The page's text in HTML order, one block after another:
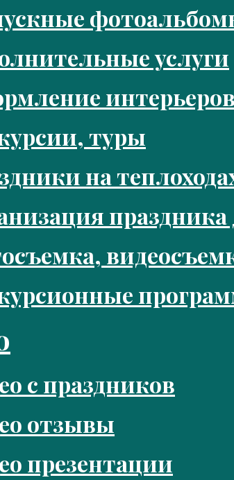
услуги
интерьеров
туры
на
с праздников
отзывы
презентации